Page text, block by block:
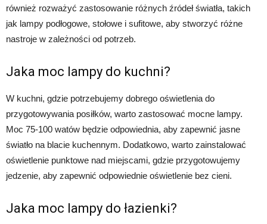
również rozważyć zastosowanie różnych źródeł światła, takich
jak lampy podłogowe, stołowe i sufitowe, aby stworzyć różne
nastroje w zależności od potrzeb.
Jaka moc lampy do kuchni?
W kuchni, gdzie potrzebujemy dobrego oświetlenia do
przygotowywania posiłków, warto zastosować mocne lampy.
Moc 75-100 watów będzie odpowiednia, aby zapewnić jasne
światło na blacie kuchennym. Dodatkowo, warto zainstalować
oświetlenie punktowe nad miejscami, gdzie przygotowujemy
jedzenie, aby zapewnić odpowiednie oświetlenie bez cieni.
Jaka moc lampy do łazienki?